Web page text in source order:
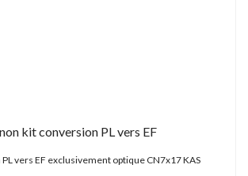
kit conversion PL vers EF
vers EF exclusivement optique CN7x17 KAS